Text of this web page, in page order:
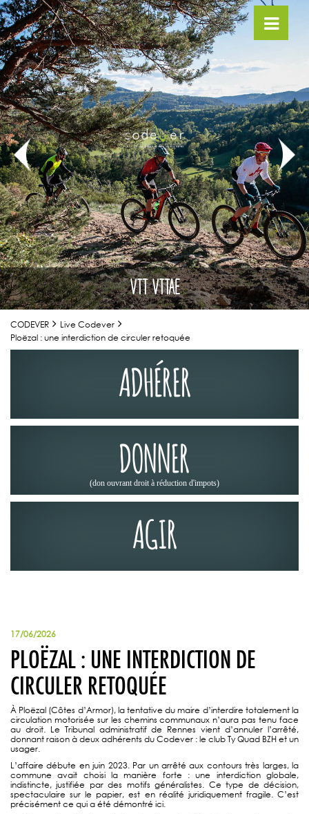
VTT VTTAE
CODEVER
Live Codever
Ploëzal : une interdiction de circuler retoquée
ADHÉRER
DONNER
(don ouvrant droit à réduction d'impots)
AGIR
17/06/2026
PLOËZAL : UNE INTERDICTION DE
CIRCULER RETOQUÉE
À Ploëzal (Côtes d’Armor), la tentative du maire d’interdire totalement la
circulation motorisée sur les chemins communaux n’aura pas tenu face
au droit. Le Tribunal administratif de Rennes vient d’annuler l’arrêté,
donnant raison à deux adhérents du Codever : le club Ty Quad BZH et un
usager.
L’affaire débute en juin 2023. Par un arrêté aux contours très larges, la
commune avait choisi la manière forte : une interdiction globale,
indistincte, justifiée par des motifs généralistes. Ce type de décision,
spectaculaire sur le papier, est en réalité juridiquement fragile. C’est
précisément ce qui a été démontré ici.